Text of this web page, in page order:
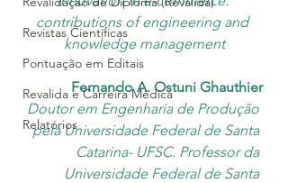
Revistas Científicas
Pontuação em Editais
Revalida e Carreira Médica
Relatórios
contributions of engineering and
knowledge management
Fernando A. Ostuni Ghauthier
Doutor em Engenharia de Produção
pela Universidade Federal de Santa
Catarina- UFSC. Professor da
Universidade Federal de Santa